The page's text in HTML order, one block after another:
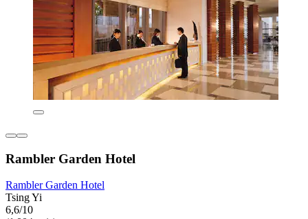
Rambler Garden Hotel
Rambler Garden Hotel
Tsing Yi
6,6/10